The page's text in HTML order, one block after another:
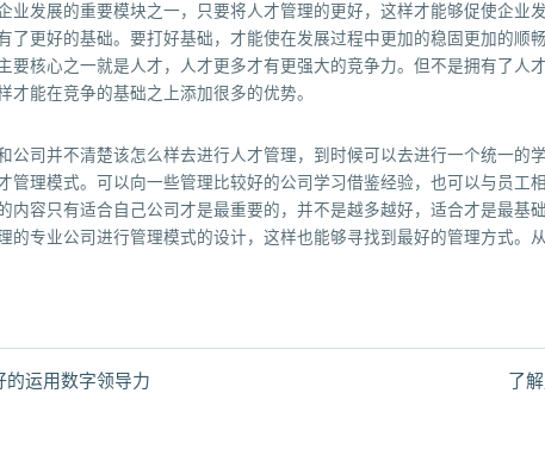
业发展的重要模块之一，只要将人才管理的更好，这样才能够促使企业
了更好的基础。要打好基础，才能使在发展过程中更加的稳固更加的顺
要核心之一就是人才，人才更多才有更强大的竞争力。但不是拥有了人
才能在竞争的基础之上添加很多的优势。
公司并不清楚该怎么样去进行人才管理，到时候可以去进行一个统一的
管理模式。可以向一些管理比较好的公司学习借鉴经验，也可以与员工
内容只有适合自己公司才是最重要的，并不是越多越好，适合才是最基
的专业公司进行管理模式的设计，这样也能够寻找到最好的管理方式。
的运用数字领导力 了